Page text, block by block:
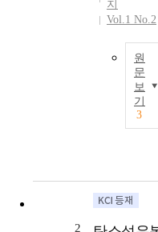
지
Vol.1 No.2
원
문
보
기
3
2